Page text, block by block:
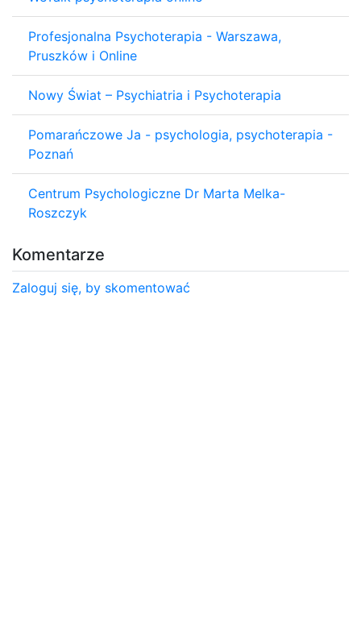
Profesjonalna Psychoterapia - Warszawa,
Pruszków i Online
Nowy Świat – Psychiatria i Psychoterapia
Pomarańczowe Ja - psychologia, psychoterapia -
Poznań
Centrum Psychologiczne Dr Marta Melka-
Roszczyk
Komentarze
Zaloguj się, by skomentować